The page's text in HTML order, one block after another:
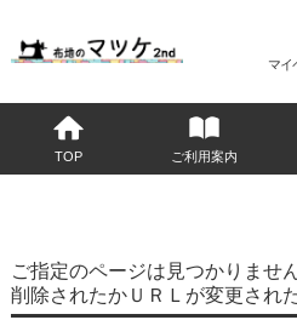
マイ
TOP ご利用案内
ご指定のページは見つかりません
削除されたかＵＲＬが変更され